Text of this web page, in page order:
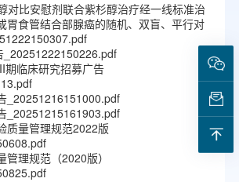
对比安慰剂联合紫杉醇治疗经一线标准治
胃食管结合部腺癌的随机、双盲、平行对
_20251222150226.pdf
期临床研究招募广告
_20251216151000.pdf
_20251215161903.pdf
质量管理规范2022版
理规范（2020版）